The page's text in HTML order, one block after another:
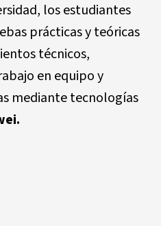
los estudiantes
prácticas y teóricas
técnicos,
en equipo y
mediante tecnologías